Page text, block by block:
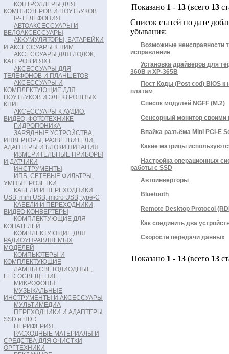
КОНТРОЛЛЕРЫ ДЛЯ
КОМПЬЮТЕРОВ И НОУТБУКОВ
IP-ТЕЛЕФОНИЯ
АВТОАКСЕССУАРЫ И
ВЕЛОАКСЕССУАРЫ
АККУМУЛЯТОРЫ, БАТАРЕЙКИ
И АКСЕССУАРЫ К НИМ
АКСЕССУАРЫ ДЛЯ ЛОДОК,
КАТЕРОВ И ЯХТ
АКСЕССУАРЫ ДЛЯ
ТЕЛЕФОНОВ И ПЛАНШЕТОВ
АКСЕССУАРЫ И
КОМПЛЕКТУЮЩИЕ ДЛЯ
НОУТБУКОВ И ЭЛЕКТРОННЫХ
КНИГ
АКСЕССУАРЫ К АУДИО,
ВИДЕО, ФОТОТЕХНИКЕ
ГИДРОПОНИКА
ЗАРЯДНЫЕ УСТРОЙСТВА,
ИНВЕРТОРЫ, РАЗВЕТВИТЕЛИ,
АДАПТЕРЫ И БЛОКИ ПИТАНИЯ
ИЗМЕРИТЕЛЬНЫЕ ПРИБОРЫ
И ДАТЧИКИ
ИНСТРУМЕНТЫ
ИПБ, СЕТЕВЫЕ ФИЛЬТРЫ,
УМНЫЕ РОЗЕТКИ
КАБЕЛИ И ПЕРЕХОДНИКИ
USB, mini USB, micro USB, type-C
КАБЕЛИ И ПЕРЕХОДНИКИ,
ВИДЕО КОНВЕРТЕРЫ
КОМПЛЕКТУЮЩИЕ ДЛЯ
КОПАТЕЛЕЙ
КОМПЛЕКТУЮЩИЕ ДЛЯ
РАДИОУПРАВЛЯЕМЫХ
МОДЕЛЕЙ
КОМПЬЮТЕРЫ И
КОМПЛЕКТУЮЩИЕ
ЛАМПЫ СВЕТОДИОДНЫЕ,
LED ОСВЕЩЕНИЕ
МИКРОФОНЫ
МУЗЫКАЛЬНЫЕ
ИНСТРУМЕНТЫ И АКСЕССУАРЫ
МУЛЬТИМЕДИА
ПЕРЕХОДНИКИ И АДАПТЕРЫ
SSD и HDD
ПЕРИФЕРИЯ
РАСХОДНЫЕ МАТЕРИАЛЫ И
СРЕДСТВА ДЛЯ ОЧИСТКИ
ОРГТЕХНИКИ
Показано 1 - 13 (всего 13
Список статей по дате
убывания:
Возможные неисправности
исправление
Установка драйверов для
360B и XP-365B
Пост Коды (Post cod) BIOS
платам
Список модулей NGFF (M.2)
Сенсорный монитор своими
Впайка разъёма Mini PCI-E
Какие матрицы
Настройка операционных
работы с SSD
Автоинверторы
Bluetooth
Remote Desktop Protocol
Как соединить два
Скорости передачи данных
Показано 1 - 13 (всего 13